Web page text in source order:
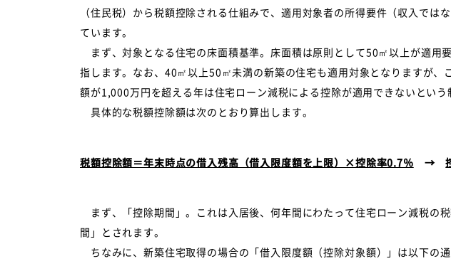
（住民税）から税額控除される仕組みで、適用対象者の所得要件（収入で
ています。
まず、対象となる住宅の床面積基準。床面積は原則として50㎡以上が適用
指します。なお、40㎡以上50㎡未満の新築の住宅も適用対象となりますが
額が1,000万円を超える年は住宅ローン減税による控除が適用できないという
具体的な税額控除額は次のとおり算出します。
税額控除額＝年末時点の借入残高（借入限度額を上限）×控除率0.7％ →
まず、「控除期間」。これは入居後、何年間にわたって住宅ローン減税の
間」とされます。
ちなみに、新築住宅取得の場合の「借入限度額（控除対象額）」は以下の通